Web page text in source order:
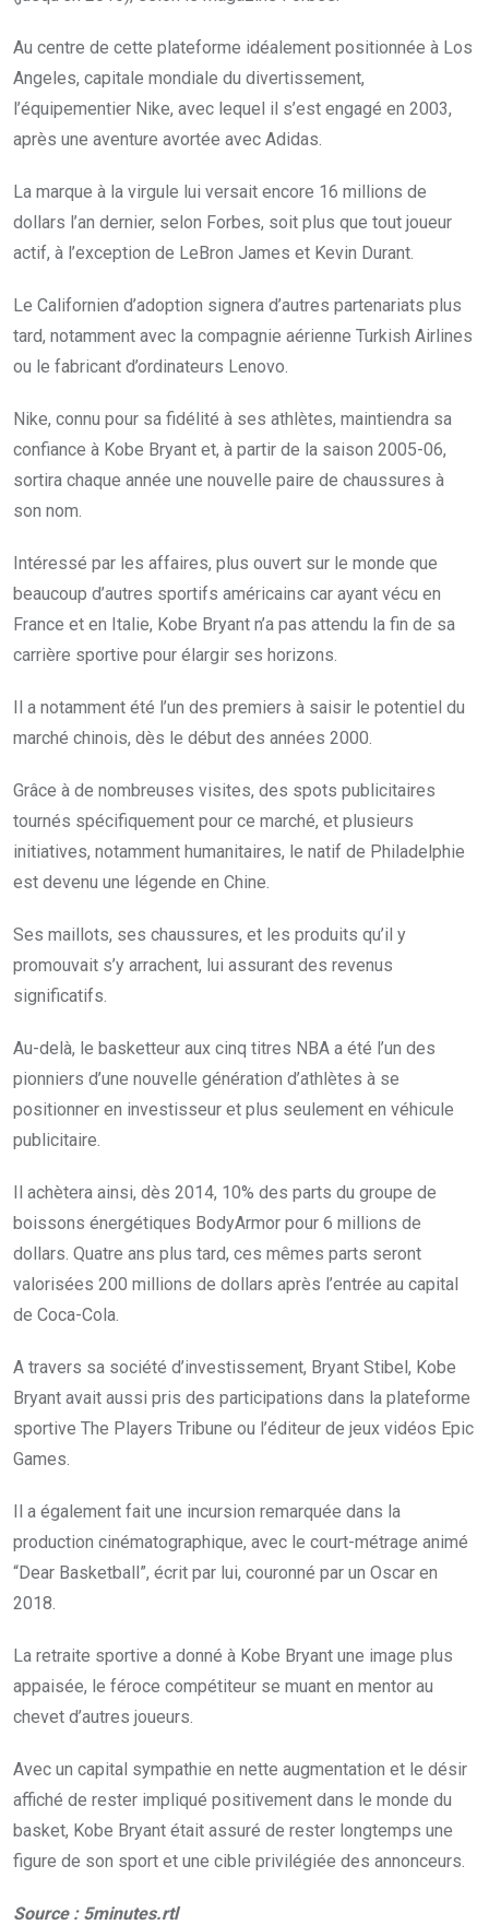
Au centre de cette plateforme idéalement positionnée à Los
Angeles, capitale mondiale du divertissement,
l’équipementier Nike, avec lequel il s’est engagé en 2003,
après une aventure avortée avec Adidas.
La marque à la virgule lui versait encore 16 millions de
dollars l’an dernier, selon Forbes, soit plus que tout joueur
actif, à l’exception de LeBron James et Kevin Durant.
Le Californien d’adoption signera d’autres partenariats plus
tard, notamment avec la compagnie aérienne Turkish Airlines
ou le fabricant d’ordinateurs Lenovo.
Nike, connu pour sa fidélité à ses athlètes, maintiendra sa
confiance à Kobe Bryant et, à partir de la saison 2005-06,
sortira chaque année une nouvelle paire de chaussures à
son nom.
Intéressé par les affaires, plus ouvert sur le monde que
beaucoup d’autres sportifs américains car ayant vécu en
France et en Italie, Kobe Bryant n’a pas attendu la fin de sa
carrière sportive pour élargir ses horizons.
Il a notamment été l’un des premiers à saisir le potentiel du
marché chinois, dès le début des années 2000.
Grâce à de nombreuses visites, des spots publicitaires
tournés spécifiquement pour ce marché, et plusieurs
initiatives, notamment humanitaires, le natif de Philadelphie
est devenu une légende en Chine.
Ses maillots, ses chaussures, et les produits qu’il y
promouvait s’y arrachent, lui assurant des revenus
significatifs.
Au-delà, le basketteur aux cinq titres NBA a été l’un des
pionniers d’une nouvelle génération d’athlètes à se
positionner en investisseur et plus seulement en véhicule
publicitaire.
Il achètera ainsi, dès 2014, 10% des parts du groupe de
boissons énergétiques BodyArmor pour 6 millions de
dollars. Quatre ans plus tard, ces mêmes parts seront
valorisées 200 millions de dollars après l’entrée au capital
de Coca-Cola.
A travers sa société d’investissement, Bryant Stibel, Kobe
Bryant avait aussi pris des participations dans la plateforme
sportive The Players Tribune ou l’éditeur de jeux vidéos Epic
Games.
Il a également fait une incursion remarquée dans la
production cinématographique, avec le court-métrage animé
“Dear Basketball”, écrit par lui, couronné par un Oscar en
2018.
La retraite sportive a donné à Kobe Bryant une image plus
appaisée, le féroce compétiteur se muant en mentor au
chevet d’autres joueurs.
Avec un capital sympathie en nette augmentation et le désir
affiché de rester impliqué positivement dans le monde du
basket, Kobe Bryant était assuré de rester longtemps une
figure de son sport et une cible privilégiée des annonceurs.
Source : 5minutes.rtl